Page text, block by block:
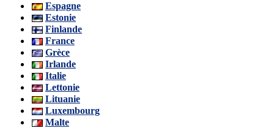
Espagne
Estonie
Finlande
France
Grèce
Irlande
Italie
Lettonie
Lituanie
Luxembourg
Malte